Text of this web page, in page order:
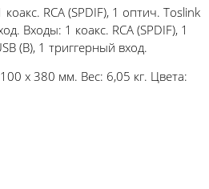
RCA (SPDIF), 1 оптич. Toslink
Входы: 1 коакс. RCA (SPDIF), 1
(B), 1 триггерный вход.
х 380 мм. Вес: 6,05 кг. Цвета: